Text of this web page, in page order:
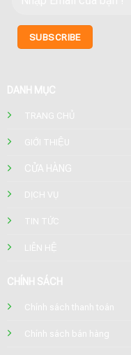
DANH MỤC
TRANG CHỦ
GIỚI THIỆU
CỬA HÀNG
DỊCH VỤ
TIN TỨC
LIÊN HỆ
CHÍNH SÁCH
Chính sách thanh toán
Chính sách bán hàng